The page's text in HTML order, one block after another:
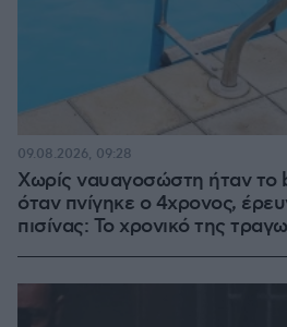
Χωρίς ναυαγοσώστη ήταν το
όταν πνίγηκε ο 4χρονος,
πισίνας: Το χρονικό της
09.08.2026, 09:28